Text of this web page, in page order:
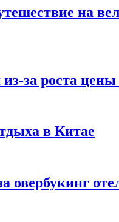
на
за роста
в Китае
овербукинг